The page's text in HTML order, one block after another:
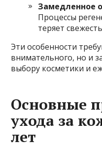
Замедленное
Процессы
теряет
Эти особенности
внимательного, но и
выбору косметики и
Основные
ухода за
лет